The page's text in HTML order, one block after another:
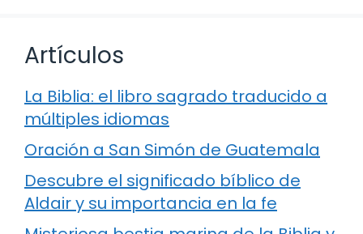
Artículos
La Biblia: el libro sagrado traducido a
múltiples idiomas
Oración a San Simón de Guatemala
Descubre el significado bíblico de
Aldair y su importancia en la fe